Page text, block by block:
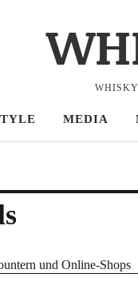
MEDIA
und Online-Shops